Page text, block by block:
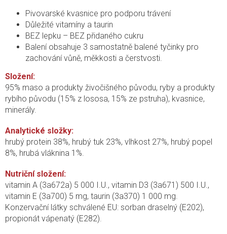
Pivovarské kvasnice pro podporu trávení
Důležité vitamíny a taurin
BEZ lepku – BEZ přidaného cukru
Balení obsahuje 3 samostatně balené tyčinky pro
zachování vůně, měkkosti a čerstvosti.
Složení:
95% maso a produkty živočišného původu, ryby a produkty
rybího původu (15% z lososa, 15% ze pstruha), kvasnice,
minerály.
Analytické složky:
hrubý protein 38%, hrubý tuk 23%, vlhkost 27%, hrubý popel
8%, hrubá vláknina 1%.
Nutriční složení:
vitamin A (3a672a) 5 000 I.U., vitamin D3 (3a671) 500 I.U.,
vitamin E (3a700) 5 mg, taurin (3a370) 1 000 mg.
Konzervační látky schválené EU: sorban draselný (E202),
propionát vápenatý (E282).